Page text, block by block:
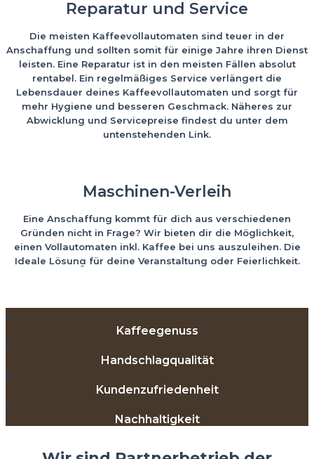
Reparatur und Service
Die meisten Kaffeevollautomaten sind teuer in der
Anschaffung und sollten somit für einige Jahre ihren Dienst
leisten. Eine Reparatur ist in den meisten Fällen absolut
rentabel. Ein regelmäßiges Service verlängert die
Lebensdauer deines Kaffeevollautomaten und sorgt für
mehr Hygiene und besseren Geschmack. Näheres zur
Abwicklung und Servicepreise findest du unter dem
untenstehenden Link.
Maschinen-Verleih
Eine Anschaffung kommt für dich aus verschiedenen
Gründen nicht in Frage? Wir bieten dir die Möglichkeit,
einen Vollautomaten inkl. Kaffee bei uns auszuleihen. Die
Ideale Lösung für deine Veranstaltung oder Feierlichkeit.
Kaffeegenuss
Handschlagqualität
Kundenzufriedenheit
Nachhaltigkeit